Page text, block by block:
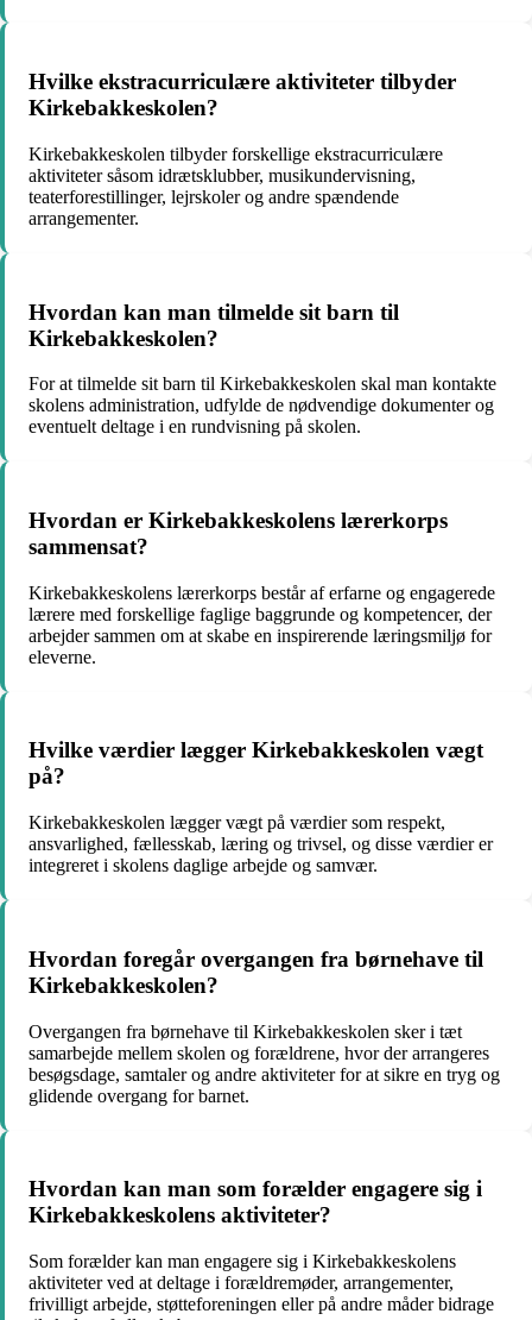
Hvilke ekstracurriculære aktiviteter tilbyder
Kirkebakkeskolen?
Kirkebakkeskolen tilbyder forskellige ekstracurriculære
aktiviteter såsom idrætsklubber, musikundervisning,
teaterforestillinger, lejrskoler og andre spændende
arrangementer.
Hvordan kan man tilmelde sit barn til
Kirkebakkeskolen?
For at tilmelde sit barn til Kirkebakkeskolen skal man kontakte
skolens administration, udfylde de nødvendige dokumenter og
eventuelt deltage i en rundvisning på skolen.
Hvordan er Kirkebakkeskolens lærerkorps
sammensat?
Kirkebakkeskolens lærerkorps består af erfarne og engagerede
lærere med forskellige faglige baggrunde og kompetencer, der
arbejder sammen om at skabe en inspirerende læringsmiljø for
eleverne.
Hvilke værdier lægger Kirkebakkeskolen vægt
på?
Kirkebakkeskolen lægger vægt på værdier som respekt,
ansvarlighed, fællesskab, læring og trivsel, og disse værdier er
integreret i skolens daglige arbejde og samvær.
Hvordan foregår overgangen fra børnehave til
Kirkebakkeskolen?
Overgangen fra børnehave til Kirkebakkeskolen sker i tæt
samarbejde mellem skolen og forældrene, hvor der arrangeres
besøgsdage, samtaler og andre aktiviteter for at sikre en tryg og
glidende overgang for barnet.
Hvordan kan man som forælder engagere sig i
Kirkebakkeskolens aktiviteter?
Som forælder kan man engagere sig i Kirkebakkeskolens
aktiviteter ved at deltage i forældremøder, arrangementer,
frivilligt arbejde, støtteforeningen eller på andre måder bidrage